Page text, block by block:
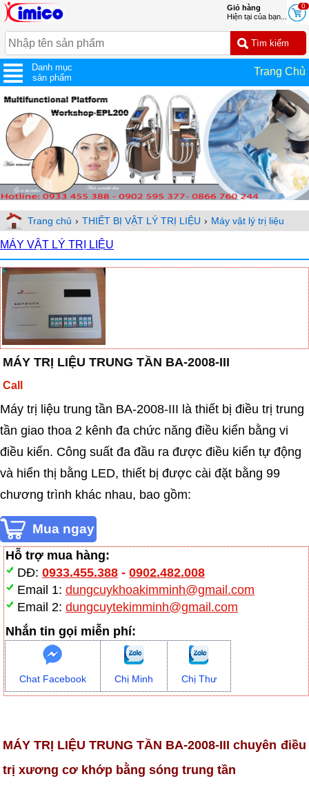
0
Giỏ hàng
Hiện tại của bạn...
Danh mục
sản phẩm
Trang Chủ
Trang chủ › THIẾT BỊ VẬT LÝ TRỊ LIỆU › Máy vật lý trị liệu
MÁY VẬT LÝ TRỊ LIỆU
MÁY TRỊ LIỆU TRUNG TẦN BA-2008-III
Call
Máy trị liệu trung tần BA-2008-III là thiết bị điều trị trung
tần giao thoa 2 kênh đa chức năng điều kiển bằng vi
điều kiển. Công suất đa đầu ra được điều kiển tự động
và hiển thị bằng LED, thiết bị được cài đặt bằng 99
chương trình khác nhau, bao gồm:
Hỗ trợ mua hàng:
DĐ: 0933.455.388- 0902.482.008
Email 1: dungcuykhoakimminh@gmail.com
Email 2: dungcuytekimminh@gmail.com
Nhắn tin gọi miễn phí:
Chat Facebook Chị Minh Chị Thư
MÁY TRỊ LIỆU TRUNG TẦN BA-2008-III chuyên điều
trị xương cơ khớp bằng sóng trung tần